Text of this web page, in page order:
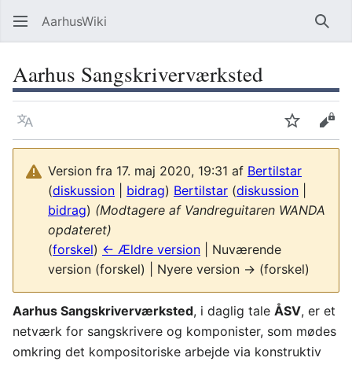
AarhusWiki Søg
Aarhus Sangskriverværksted
Sprog OvervågVis
Version fra 17. maj 2020, 19:31 af Bertilstar
(diskussion bidrag) Bertilstar (diskussion
bidrag) (Modtagere af Vandreguitaren WANDA
opdateret)
(forskel) ← Ældre version | Nuværende
version (forskel) | Nyere version → (forskel)
Aarhus Sangskriverværksted, i daglig tale ÅSV, er et
netværk for sangskrivere og komponister, som mødes
omkring det kompositoriske arbejde via konstruktiv